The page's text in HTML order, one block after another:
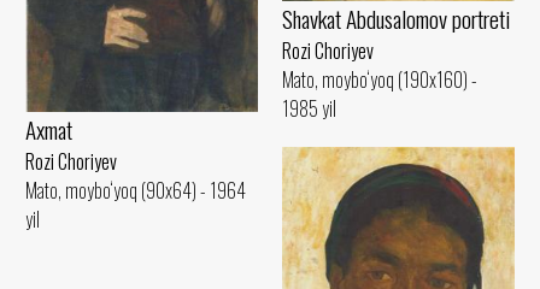
Shavkat Abdusalomov portreti
Rozi Choriyev
Mato, moybo‘yoq (190x160) -
1985 yil
Axmat
Rozi Choriyev
Mato, moybo‘yoq (90x64) - 1964
yil